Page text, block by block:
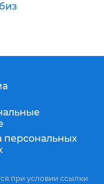
персональных
при условии ссылки